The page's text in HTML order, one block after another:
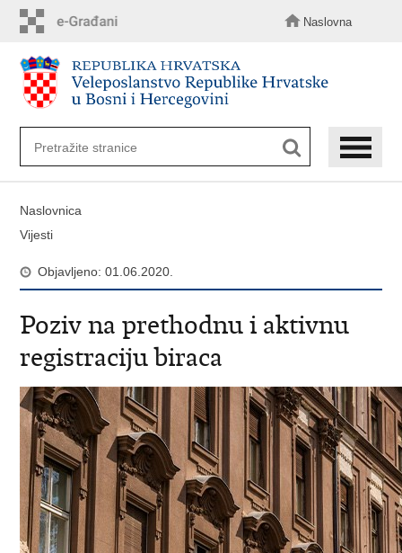
sadržaj
Naslovna
Naslovnica
Vijesti
Objavljeno: 01.06.2020.
Poziv na prethodnu i aktivnu
registraciju biraca